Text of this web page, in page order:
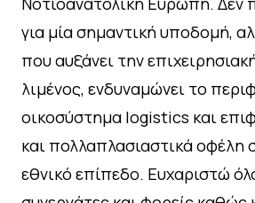
για μία σημαντική υποδομή,
που αυξάνει την
λιμένος, ενδυναμώνει το
οικοσύστημα logistics και
και πολλαπλασιαστικά οφέλη
εθνικό επίπεδο. Ευχαριστώ